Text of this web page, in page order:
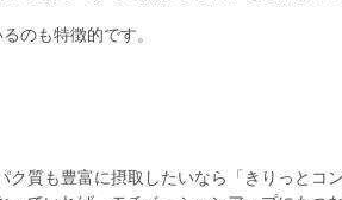
のも特徴的です。
ク質も豊富に摂取したいなら「きりっとコ